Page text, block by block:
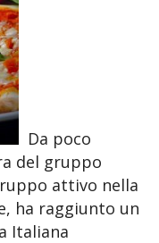
Da poco
del gruppo
attivo nella
ha raggiunto un
Italiana